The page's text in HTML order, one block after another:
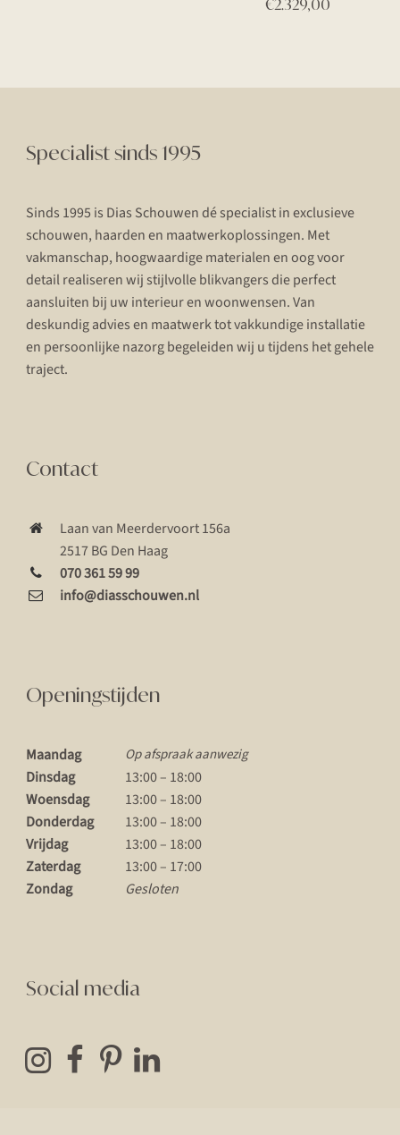
€2.329,00
Specialist sinds 1995
Sinds 1995 is Dias Schouwen dé specialist in exclusieve
schouwen, haarden en maatwerkoplossingen. Met
vakmanschap, hoogwaardige materialen en oog voor
detail realiseren wij stijlvolle blikvangers die perfect
aansluiten bij uw interieur en woonwensen. Van
deskundig advies en maatwerk tot vakkundige installatie
en persoonlijke nazorg begeleiden wij u tijdens het gehele
traject.
Contact
Laan van Meerdervoort 156a
2517 BG Den Haag
070 361 59 99
info@diasschouwen.nl
Openingstijden
Maandag Op afspraak aanwezig
Dinsdag
13:00 – 18:00
Woensdag
13:00 – 18:00
Donderdag
13:00 – 18:00
Vrijdag
13:00 – 18:00
Zaterdag
13:00 – 17:00
Zondag
Gesloten
Social media